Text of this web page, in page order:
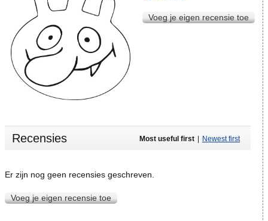
Voeg je eigen recensie toe
Recensies Most useful first Newest first
Er zijn nog geen recensies geschreven.
Voeg je eigen recensie toe